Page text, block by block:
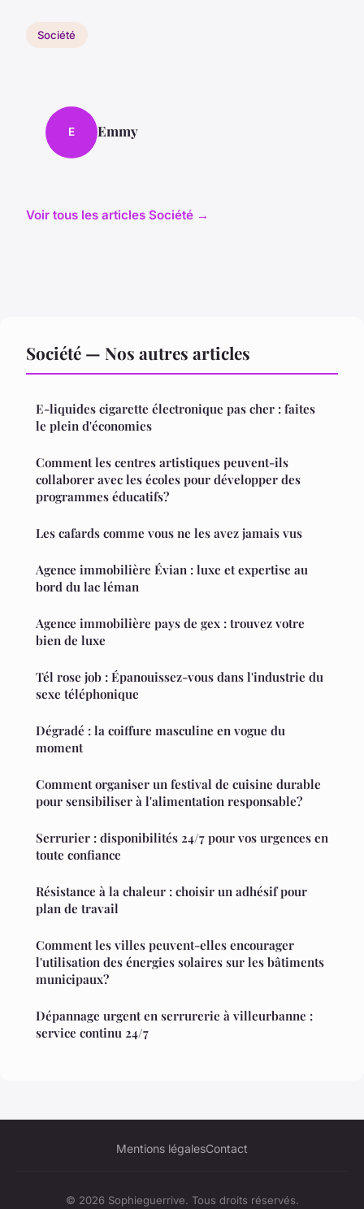
Société
E Emmy
Voir tous les articles Société →
Société — Nos autres articles
E-liquides cigarette électronique pas cher : faites
le plein d'économies
Comment les centres artistiques peuvent-ils
collaborer avec les écoles pour développer des
programmes éducatifs?
Les cafards comme vous ne les avez jamais vus
Agence immobilière Évian : luxe et expertise au
bord du lac léman
Agence immobilière pays de gex : trouvez votre
bien de luxe
Tél rose job : Épanouissez-vous dans l'industrie du
sexe téléphonique
Dégradé : la coiffure masculine en vogue du
moment
Comment organiser un festival de cuisine durable
pour sensibiliser à l'alimentation responsable?
Serrurier : disponibilités 24/7 pour vos urgences en
toute confiance
Résistance à la chaleur : choisir un adhésif pour
plan de travail
Comment les villes peuvent-elles encourager
l'utilisation des énergies solaires sur les bâtiments
municipaux?
Dépannage urgent en serrurerie à villeurbanne :
service continu 24/7
Mentions légalesContact
© 2026 Sophieguerrive. Tous droits réservés.